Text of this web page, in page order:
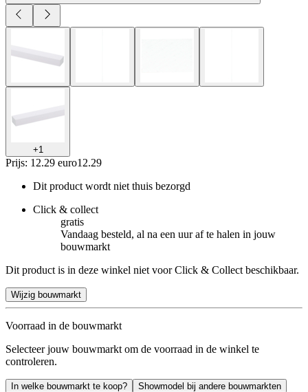
+1
Prijs: 12.29 euro12.29
Dit product wordt niet thuis bezorgd
Click & collect
gratis
Vandaag besteld, al na een uur af te halen in jouw
bouwmarkt
Dit product is in deze winkel niet voor Click & Collect beschikbaar.
Wijzig bouwmarkt
Voorraad in de bouwmarkt
Selecteer jouw bouwmarkt om de voorraad in de winkel te
controleren.
In welke bouwmarkt te koop? Showmodel bij andere bouwmarkten